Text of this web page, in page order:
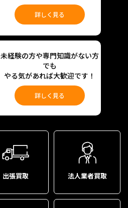
詳しく見る
未経験の方や専門知識がない方
でも
やる気があれば大歓迎です！
詳しく見る
出張買取 法人業者買取